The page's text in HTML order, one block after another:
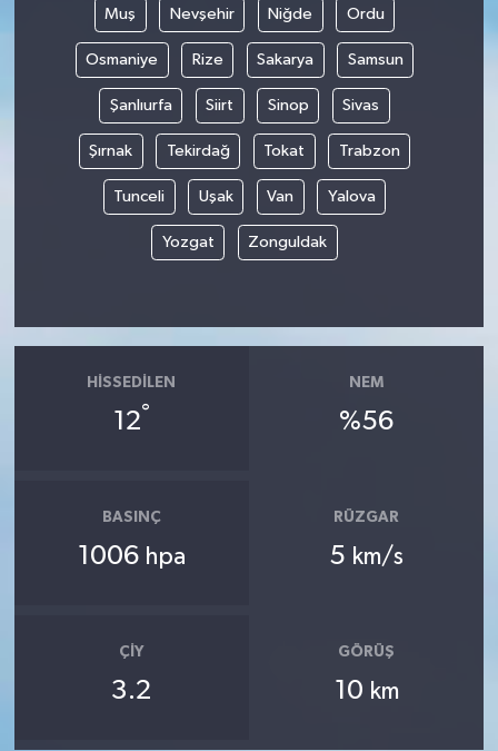
Muş Nevşehir Niğde Ordu
Osmaniye Rize Sakarya Samsun
Şanlıurfa Siirt Sinop Sivas
Şırnak Tekirdağ Tokat Trabzon
Tunceli Uşak Van Yalova
Yozgat Zonguldak
HISSEDILEN
12°
NEM
%56
BASINÇ
1006 hpa
RÜZGAR
5 km/s
ÇIY
3.2
GÖRÜŞ
10 km